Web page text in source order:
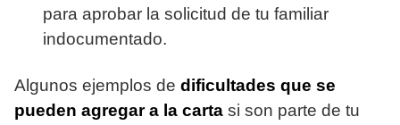
para aprobar la solicitud de tu familiar
indocumentado.
Algunos ejemplos de dificultades que se
pueden agregar a la carta si son parte de tu